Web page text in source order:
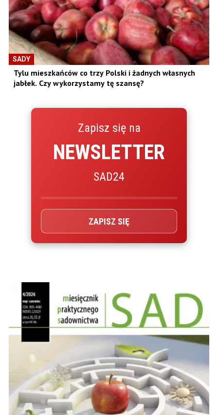
SADY
Tylu mieszkańców co trzy Polski i żadnych własnych
jabłek. Czy wykorzystamy tę szansę?
Zapisz się na
NEWSLETTER
SAD24
ZAPISZ SIĘ